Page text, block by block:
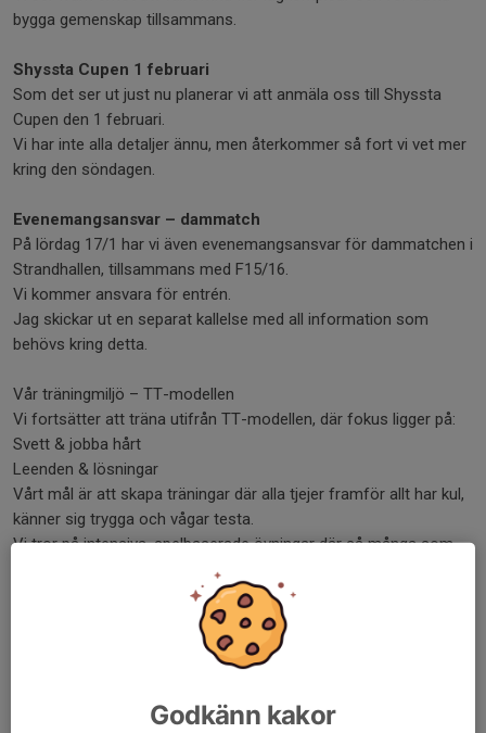
bygga gemenskap tillsammans.
Shyssta Cupen 1 februari
Som det ser ut just nu planerar vi att anmäla oss till Shyssta
Cupen den 1 februari.
Vi har inte alla detaljer ännu, men återkommer så fort vi vet mer
kring den söndagen.
Evenemangsansvar – dammatch
På lördag 17/1 har vi även evenemangsansvar för dammatchen i
Strandhallen, tillsammans med F15/16.
Vi kommer ansvara för entrén.
Jag skickar ut en separat kallelse med all information som
behövs kring detta.
Vår träningmiljö – TT-modellen
Vi fortsätter att träna utifrån TT-modellen, där fokus ligger på:
Svett & jobba hårt
Leenden & lösningar
Vårt mål är att skapa träningar där alla tjejer framför allt har kul,
känner sig trygga och vågar testa.
Vi tror på intensiva, spelbaserade övningar där så många som
möjligt är i gång så mycket som möjligt, med bollen i centrum.
Vi jobbar också med att utveckla beslutstagande och
koordination, alltid på ett lekfullt och inspirerande sätt.
Vi är supertaggade på en ny termin fylld av glädje, gemenskap
Vi ses i hallen på lördag!Godkänn kakor